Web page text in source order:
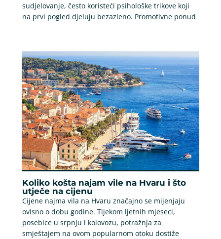
sudjelovanje, često koristeći psihološke trikove koji
na prvi pogled djeluju bezazleno. Promotivne ponud
Koliko košta najam vile na Hvaru i što
utječe na cijenu
Cijene najma vila na Hvaru značajno se mijenjaju
ovisno o dobu godine. Tijekom ljetnih mjeseci,
posebice u srpnju i kolovozu, potražnja za
smještajem na ovom popularnom otoku dostiže